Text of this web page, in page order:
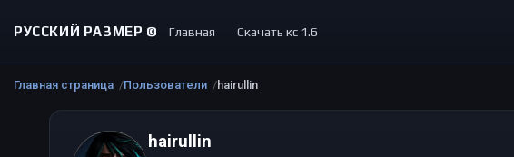
РУССКИЙ РАЗМЕР © Главная Скачать кс 1.6
Главная страница Пользователи hairullin
hairullin